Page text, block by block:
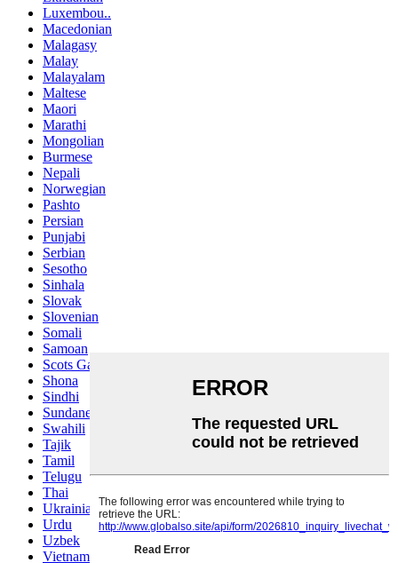
Luxembou..
Macedonian
Malagasy
Malay
Malayalam
Maltese
Maori
Marathi
Mongolian
Burmese
Nepali
Norwegian
Pashto
Persian
Punjabi
Serbian
Sesotho
Sinhala
Slovak
Slovenian
Somali
Samoan
Scots Gaelic
Shona
Sindhi
Sundanese
Swahili
Tajik
Tamil
Telugu
Thai
Ukrainian
Urdu
Uzbek
Vietnamese